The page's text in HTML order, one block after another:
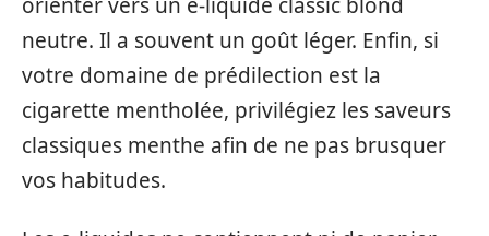
neutre. Il a souvent un goût léger. Enfin, si
votre domaine de prédilection est la
cigarette mentholée, privilégiez les saveurs
classiques menthe afin de ne pas brusquer
vos habitudes.